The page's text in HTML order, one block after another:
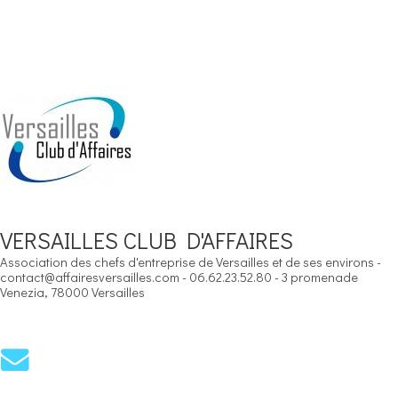
VERSAILLES CLUB D'AFFAIRES
Association des chefs d'entreprise de Versailles et de ses environs -
contact@affairesversailles.com - 06.62.23.52.80 - 3 promenade
Venezia, 78000 Versailles